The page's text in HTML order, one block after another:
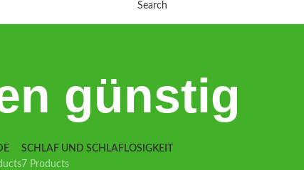
Search
günstig
SCHLAF UND SCHLAFLOSIGKEIT
7 Products